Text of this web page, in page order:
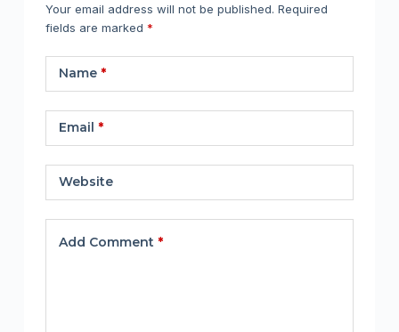
Your email address will not be published. Required
fields are marked *
Name*
Email *
Website
Add Comment *